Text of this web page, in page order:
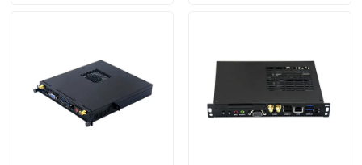
Fabrieksreis